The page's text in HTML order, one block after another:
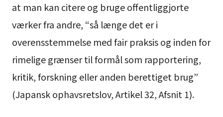
at man kan citere og bruge offentliggjorte
værker fra andre, “så længe det er i
overensstemmelse med fair praksis og inden for
rimelige grænser til formål som rapportering,
kritik, forskning eller anden berettiget brug”
(Japansk ophavsretslov, Artikel 32, Afsnit 1).